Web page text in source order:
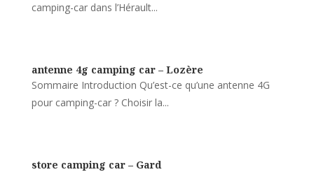
camping-car dans l’Hérault...
antenne 4g camping car – Lozère
Sommaire Introduction Qu’est-ce qu’une antenne 4G
pour camping-car ? Choisir la...
store camping car – Gard